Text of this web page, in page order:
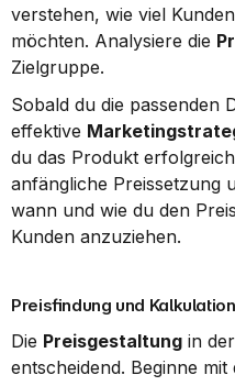
verstehen, wie viel
möchten. Analysiere die
Zielgruppe.
Sobald du die passenden
effektive
du das Produkt
anfängliche Preissetzung
wann und wie du den
Kunden anzuziehen.
Preisfindung und Kalkulation
Die Preisgestaltung in
entscheidend. Beginne